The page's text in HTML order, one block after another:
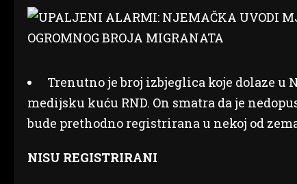
Trenutno je broj izbjeglica koje dolaze u
medijsku kuću RND. On smatra da je
bude prethodno registrirana u nekoj od
NISU REGISTRIRANI